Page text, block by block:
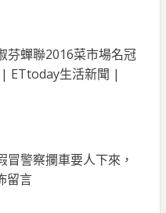
芬蟬聯2016菜市場名冠
ETtoday生活新聞 |
冒警察攔車要人下來，
留言